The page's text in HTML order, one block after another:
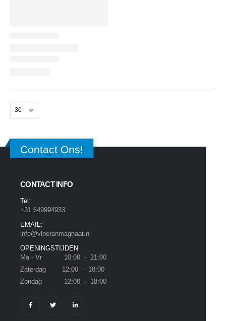
Contact Ons!
CONTACT INFO
Tel:
+31 649994933
EMAIL:
info@vloerenmagnaat.nl
OPENINGSTIJDEN
Ma - Vr 10:00 - 21:00
Zaterdag 12:00 - 18:00
Zondag 12:00 - 18:00